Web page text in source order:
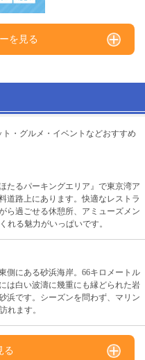
を見る
・グルメ・イベントなどおすすめ
たるパーキングエリア』で東京湾ア
道路上にあります。快適なレストラ
ら過ごせる休憩所、アミューズメン
れる魅力がいっぱいです。
側にある砂浜海岸。66キロメートル
は白い波濤に幾重にも縁どられた岩
浜です。シーズンを問わず、マリン
れます。
る